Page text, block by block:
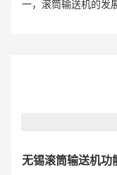
一，滚筒输送机的发
无锡滚筒输送机功